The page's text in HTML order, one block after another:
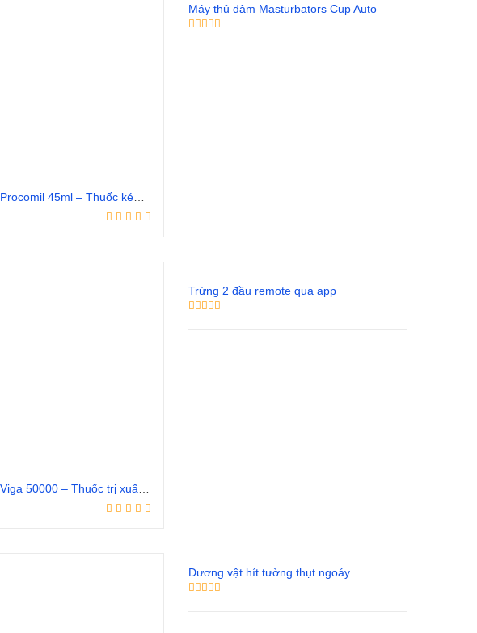
Chai xịt Procomil 45ml – Thuốc kéo dài quan hệ Vũng Tàu
Chai xịt Viga 50000 – Thuốc trị xuất tinh sớm
Máy thủ dâm Masturbators Cup Auto
Trứng 2 đầu remote qua app
Dương vật hít tường thụt ngoáy